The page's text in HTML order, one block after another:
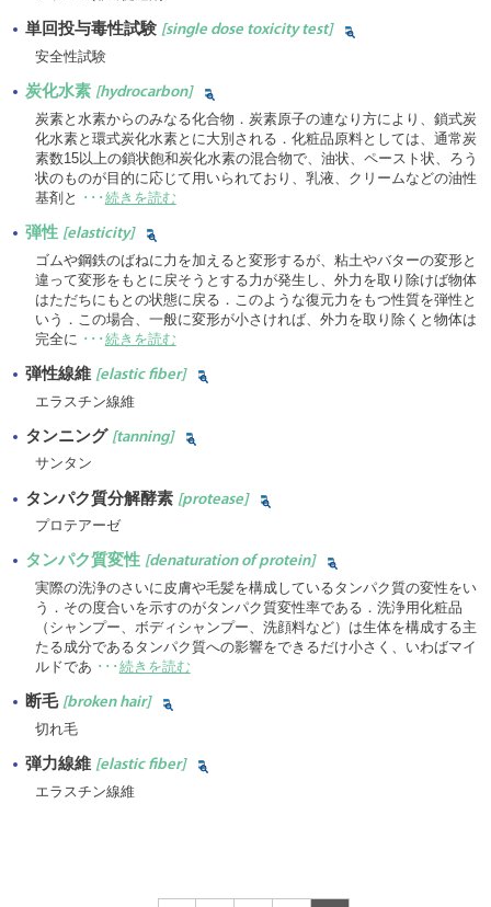
単回投与毒性試験 [single dose toxicity test]
安全性試験
炭化水素 [hydrocarbon]
炭素と水素からのみなる化合物．炭素原子の連なり方により、鎖式炭
化水素と環式炭化水素とに大別される．化粧品原料としては、通常炭
素数15以上の鎖状飽和炭化水素の混合物で、油状、ペースト状、ろう
状のものが目的に応じて用いられており、乳液、クリームなどの油性
基剤と ･･･ 続きを読む
弾性 [elasticity]
ゴムや鋼鉄のばねに力を加えると変形するが、粘土やバターの変形と
違って変形をもとに戻そうとする力が発生し、外力を取り除けば物体
はただちにもとの状態に戻る．このような復元力をもつ性質を弾性と
いう．この場合、一般に変形が小さければ、外力を取り除くと物体は
完全に ･･･ 続きを読む
弾性線維 [elastic fiber]
エラスチン線維
タンニング [tanning]
サンタン
タンパク質分解酵素 [protease]
プロテアーゼ
タンパク質変性 [denaturation of protein]
実際の洗浄のさいに皮膚や毛髪を構成しているタンパク質の変性をい
う．その度合いを示すのがタンパク質変性率である．洗浄用化粧品
（シャンプー、ボディシャンプー、洗顔料など）は生体を構成する主
たる成分であるタンパク質への影響をできるだけ小さく、いわばマイ
ルドであ ･･･ 続きを読む
断毛 [broken hair]
切れ毛
弾力線維 [elastic fiber]
エラスチン線維